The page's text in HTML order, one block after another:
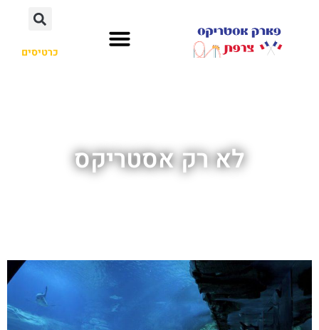
כרטיסים
לא רק אסטריקס